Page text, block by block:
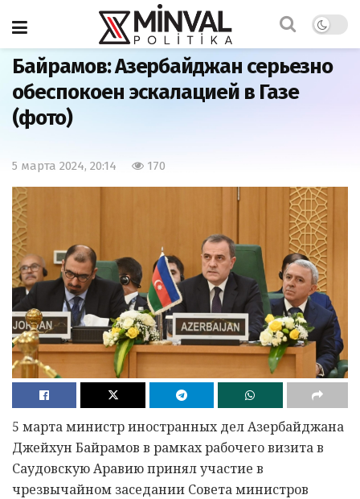
Главная Политика
Байрамов: Азербайджан серьезно
обеспокоен эскалацией в Газе
(фото)
5 марта 2024, 20:14 170
5 марта министр иностранных дел Азербайджана
Джейхун Байрамов в рамках рабочего визита в
Саудовскую Аравию принял участие в
чрезвычайном заседании Совета министров